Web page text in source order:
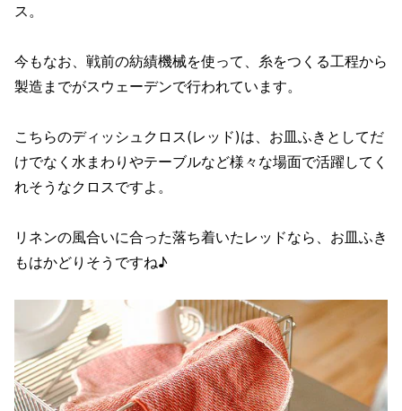
ス。
今もなお、戦前の紡績機械を使って、糸をつくる工程から
製造までがスウェーデンで行われています。
こちらのディッシュクロス(レッド)は、お皿ふきとしてだ
けでなく水まわりやテーブルなど様々な場面で活躍してく
れそうなクロスですよ。
リネンの風合いに合った落ち着いたレッドなら、お皿ふき
もはかどりそうですね♪